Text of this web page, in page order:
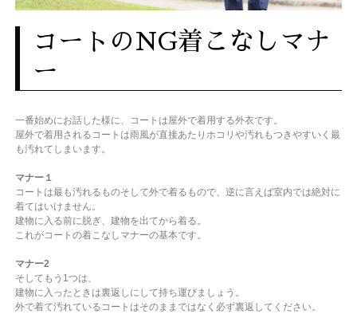
コートのNG着こなしマナ
ー
一番始めにお話した様に、コートは屋外で着用する外衣です。
屋外で着用されるコートは雨風が直接あたりホコリや汚れもつきやすいく最
も汚れてしまいます。
マナー１
コートは最も汚れるものそして外で着るもので、逆に言えば室内では絶対に
着てはいけません。
建物に入る前に脱ぎ、建物を出てから着る。
これがコートの着こなしマナーの基本です。
マナー2
そしてもう1つは、
建物に入ったときは裏返しにして持ち運びましょう。
外で着て汚れているコートはそのままではなく必ず裏返してください。